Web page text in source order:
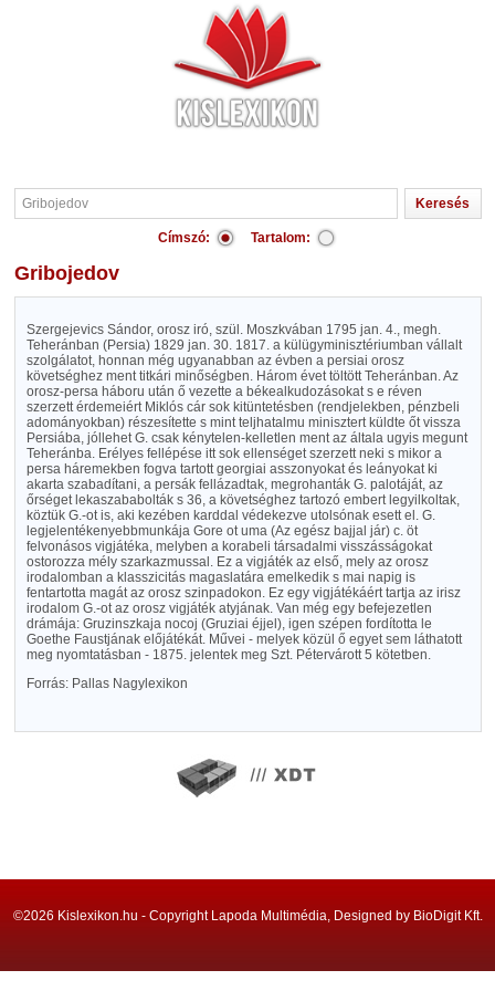
Címszó: Tartalom:
Gribojedov
Szergejevics Sándor, orosz iró, szül. Moszkvában 1795 jan. 4., megh.
Teheránban (Persia) 1829 jan. 30. 1817. a külügyminisztériumban vállalt
szolgálatot, honnan még ugyanabban az évben a persiai orosz
követséghez ment titkári minőségben. Három évet töltött Teheránban. Az
orosz-persa háboru után ő vezette a békealkudozásokat s e réven
szerzett érdemeiért Miklós cár sok kitüntetésben (rendjelekben, pénzbeli
adományokban) részesítette s mint teljhatalmu minisztert küldte őt vissza
Persiába, jóllehet G. csak kénytelen-kelletlen ment az általa ugyis megunt
Teheránba. Erélyes fellépése itt sok ellenséget szerzett neki s mikor a
persa háremekben fogva tartott georgiai asszonyokat és leányokat ki
akarta szabadítani, a persák fellázadtak, megrohanták G. palotáját, az
őrséget lekaszababolták s 36, a követséghez tartozó embert legyilkoltak,
köztük G.-ot is, aki kezében karddal védekezve utolsónak esett el. G.
legjelentékenyebbmunkája Gore ot uma (Az egész bajjal jár) c. öt
felvonásos vigjátéka, melyben a korabeli társadalmi visszásságokat
ostorozza mély szarkazmussal. Ez a vigjáték az első, mely az orosz
irodalomban a klasszicitás magaslatára emelkedik s mai napig is
fentartotta magát az orosz szinpadokon. Ez egy vigjátékáért tartja az irisz
irodalom G.-ot az orosz vigjáték atyjának. Van még egy befejezetlen
drámája: Gruzinszkaja nocoj (Gruziai éjjel), igen szépen fordította le
Goethe Faustjának előjátékát. Művei - melyek közül ő egyet sem láthatott
meg nyomtatásban - 1875. jelentek meg Szt. Pétervárott 5 kötetben.
Forrás: Pallas Nagylexikon
©2026 Kislexikon.hu - Copyright Lapoda Multimédia, Designed by BioDigit Kft.